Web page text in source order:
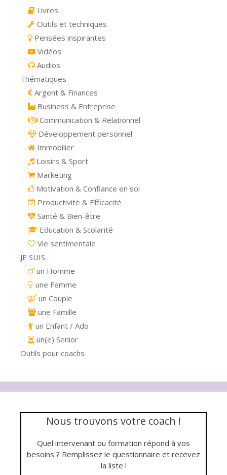
Livres
Outils et techniques
Pensées inspirantes
Vidéos
Audios
Thématiques
Argent & Finances
Business & Entreprise
Communication & Relationnel
Développement personnel
Immobilier
Loisirs & Sport
Marketing
Motivation & Confiance en soi
Productivité & Efficacité
Santé & Bien-être
Education & Scolarité
Vie sentimentale
JE SUIS…
un Homme
une Femme
un Couple
une Famille
un Enfant / Ado
un(e) Senior
Outils pour coachs
Nous trouvons votre coach !
Quel intervenant ou formation répond à vos
besoins ? Remplissez le questionnaire et recevez
la liste !